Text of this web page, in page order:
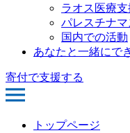
ラオス医療支
パレスチナ
国内での活動
あなたと一緒にで
寄付で支援する
トップページ